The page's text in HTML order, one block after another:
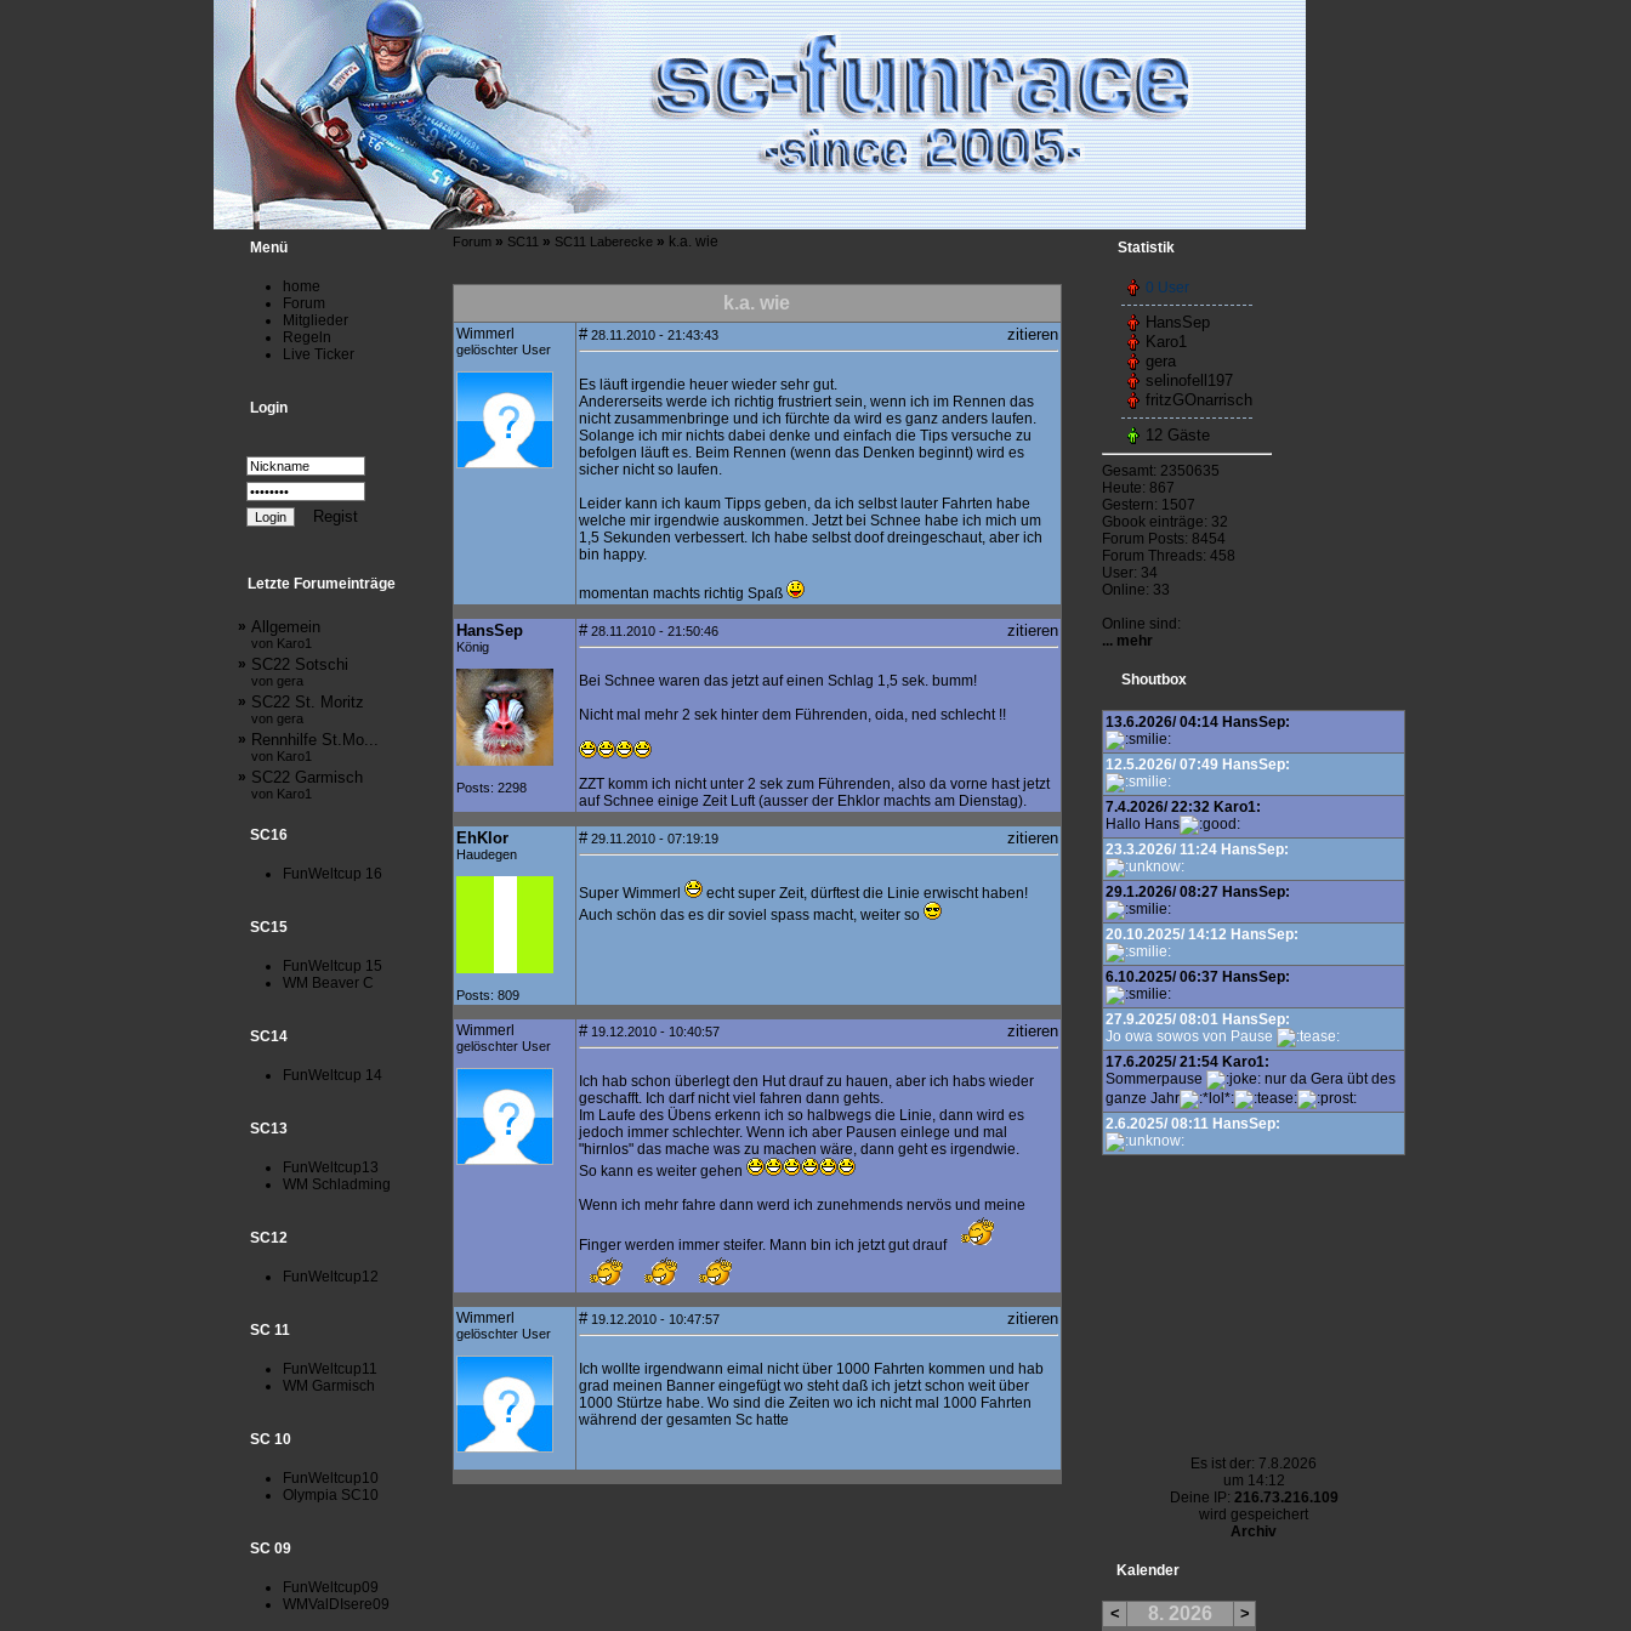
Menü
home
Forum
Mitglieder
Regeln
Live Ticker
Login
Regist
Letzte Forumeinträge
» Allgemein
von Karo1
» SC22 Sotschi
von gera
» SC22 St. Moritz
von gera
» Rennhilfe St.Mo...
von Karo1
» SC22 Garmisch
von Karo1
SC16
FunWeltcup 16
SC15
FunWeltcup 15
WM Beaver C
SC14
FunWeltcup 14
SC13
FunWeltcup13
WM Schladming
SC12
FunWeltcup12
SC 11
FunWeltcup11
WM Garmisch
SC 10
FunWeltcup10
Olympia SC10
SC 09
FunWeltcup09
WMValDIsere09
Forum» SC11» SC11 Laberecke» k.a. wie
k.a. wie
Wimmerl
gelöschter User
#28.11.2010 - 21:43:43 zitieren
Es läuft irgendie heuer wieder sehr gut.
Andererseits werde ich richtig frustriert sein, wenn ich im Rennen das
nicht zusammenbringe und ich fürchte da wird es ganz anders laufen.
Solange ich mir nichts dabei denke und einfach die Tips versuche zu
befolgen läuft es. Beim Rennen (wenn das Denken beginnt) wird es
sicher nicht so laufen.
Leider kann ich kaum Tipps geben, da ich selbst lauter Fahrten habe
welche mir irgendwie auskommen. Jetzt bei Schnee habe ich mich um
1,5 Sekunden verbessert. Ich habe selbst doof dreingeschaut, aber ich
bin happy.
momentan machts richtig Spaß
HansSep
König
Posts: 2298
#28.11.2010 - 21:50:46 zitieren
Bei Schnee waren das jetzt auf einen Schlag 1,5 sek. bumm!
Nicht mal mehr 2 sek hinter dem Führenden, oida, ned schlecht !!
ZZT komm ich nicht unter 2 sek zum Führenden, also da vorne hast jetzt
auf Schnee einige Zeit Luft (ausser der Ehklor machts am Dienstag).
EhKlor
Haudegen
Posts: 809
#29.11.2010 - 07:19:19 zitieren
Super Wimmerl
echt super Zeit, dürftest die Linie erwischt haben!
Auch schön das es dir soviel spass macht, weiter so
Wimmerl
gelöschter User
#19.12.2010 - 10:40:57 zitieren
Ich hab schon überlegt den Hut drauf zu hauen, aber ich habs wieder
geschafft. Ich darf nicht viel fahren dann gehts.
Im Laufe des Übens erkenn ich so halbwegs die Linie, dann wird es
jedoch immer schlechter. Wenn ich aber Pausen einlege und mal
"hirnlos" das mache was zu machen wäre, dann geht es irgendwie.
So kann es weiter gehen
Wenn ich mehr fahre dann werd ich zunehmends nervös und meine
Finger werden immer steifer. Mann bin ich jetzt gut drauf
Wimmerl
gelöschter User
#19.12.2010 - 10:47:57 zitieren
Ich wollte irgendwann eimal nicht über 1000 Fahrten kommen und hab
grad meinen Banner eingefügt wo steht daß ich jetzt schon weit über
1000 Stürtze habe. Wo sind die Zeiten wo ich nicht mal 1000 Fahrten
während der gesamten Sc hatte
Statistik
0 User
HansSep
Karo1
gera
selinofell197
fritzGOnarrisch
12 Gäste
Gesamt: 2350635
Heute: 867
Gestern: 1507
Gbook einträge: 32
Forum Posts: 8454
Forum Threads: 458
User: 34
Online: 33
Online sind:
... mehr
Shoutbox
13.6.2026/ 04:14 HansSep:
12.5.2026/ 07:49 HansSep:
7.4.2026/ 22:32 Karo1:
Hallo Hans
23.3.2026/ 11:24 HansSep:
29.1.2026/ 08:27 HansSep:
20.10.2025/ 14:12 HansSep:
6.10.2025/ 06:37 HansSep:
27.9.2025/ 08:01 HansSep:
Jo owa sowos von Pause
17.6.2025/ 21:54 Karo1:
Sommerpause
nur da Gera übt des
ganze Jahr
2.6.2025/ 08:11 HansSep:
Es ist der: 7.8.2026
um 14:12
Deine IP: 216.73.216.109
wird gespeichert
Archiv
Kalender
< 8. 2026 >